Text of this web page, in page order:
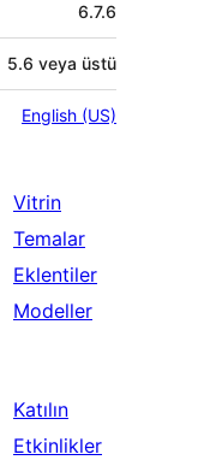
6.7.6
5.6 veya üstü
English (US)
Vitrin
Temalar
Eklentiler
Modeller
Katılın
Etkinlikler